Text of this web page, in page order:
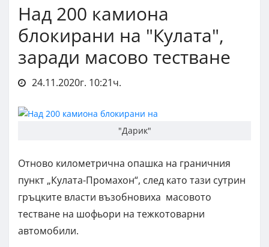
Над 200 камиона
блокирани на "Кулата",
заради масово тестване
24.11.2020г. 10:21ч.
"Дарик"
Отново километрична опашка на граничния
пункт „Кулата-Промахон“, след като тази сутрин
гръцките власти възобновиха масовото
тестване на шофьори на тежкотоварни
автомобили.